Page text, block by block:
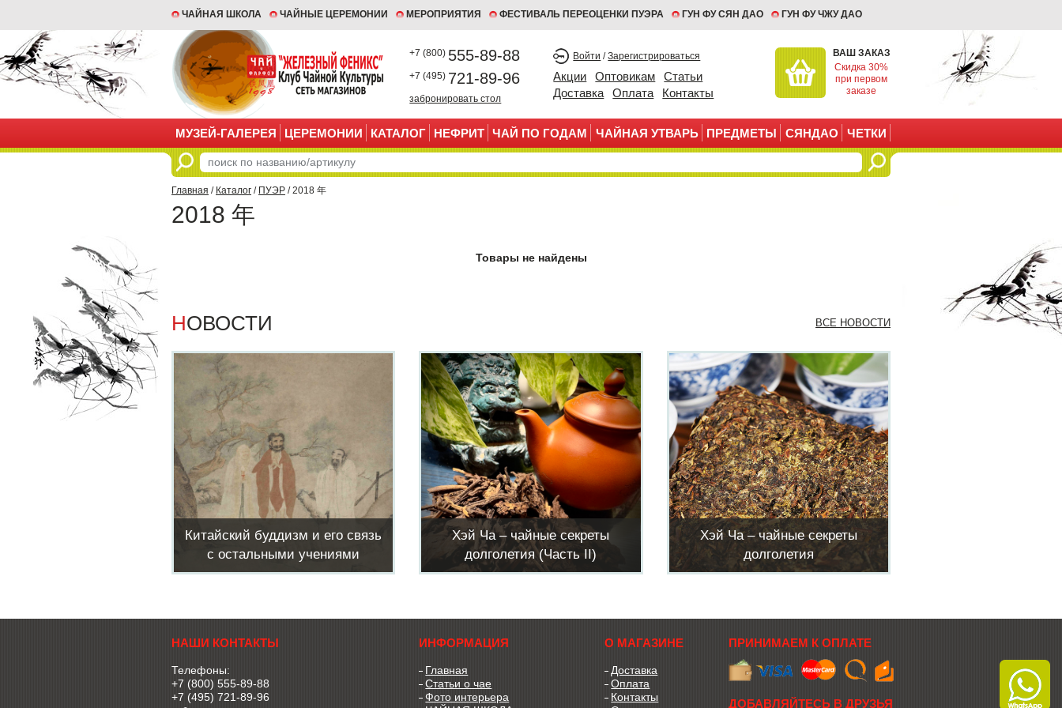
ЧАЙНАЯ ШКОЛА ЧАЙНЫЕ ЦЕРЕМОНИИ МЕРОПРИЯТИЯ ФЕСТИВАЛЬ ПЕРЕОЦЕНКИ ПУЭРА ГУН ФУ СЯН ДАО ГУН ФУ ЧЖУ ДАО
+7 (800) 555-89-88
+7 (495) 721-89-96
забронировать стол
Войти /Зарегистрироваться
Акции Оптовикам
Статьи
Доставка
Оплата Контакты
ВАШ ЗАКАЗ
Скидка 30%
при первом
заказе
МУЗЕЙ-ГАЛЕРЕЯ ЦЕРЕМОНИИ КАТАЛОГ НЕФРИТ ЧАЙ ПО ГОДАМ ЧАЙНАЯ УТВАРЬ ПРЕДМЕТЫ СЯНДАО ЧЕТКИ
Главная / Каталог / ПУЭР / 2018 年
2018 年
Товары не найдены
НОВОСТИ ВСЕ НОВОСТИ
Китайский буддизм и его связь
с остальными учениями
Хэй Ча – чайные секреты
долголетия (Часть II)
Хэй Ча – чайные секреты
долголетия
НАШИ КОНТАКТЫ
Телефоны:
+7 (800) 555-89-88
+7 (495) 721-89-96
ИНФОРМАЦИЯ
Главная
Статьи о чае
Фото интерьера
О МАГАЗИНЕ
Доставка
Оплата
Контакты
ПРИНИМАЕМ К ОПЛАТЕ
ДОБАВЛЯЙТЕСЬ В ДРУЗЬЯ